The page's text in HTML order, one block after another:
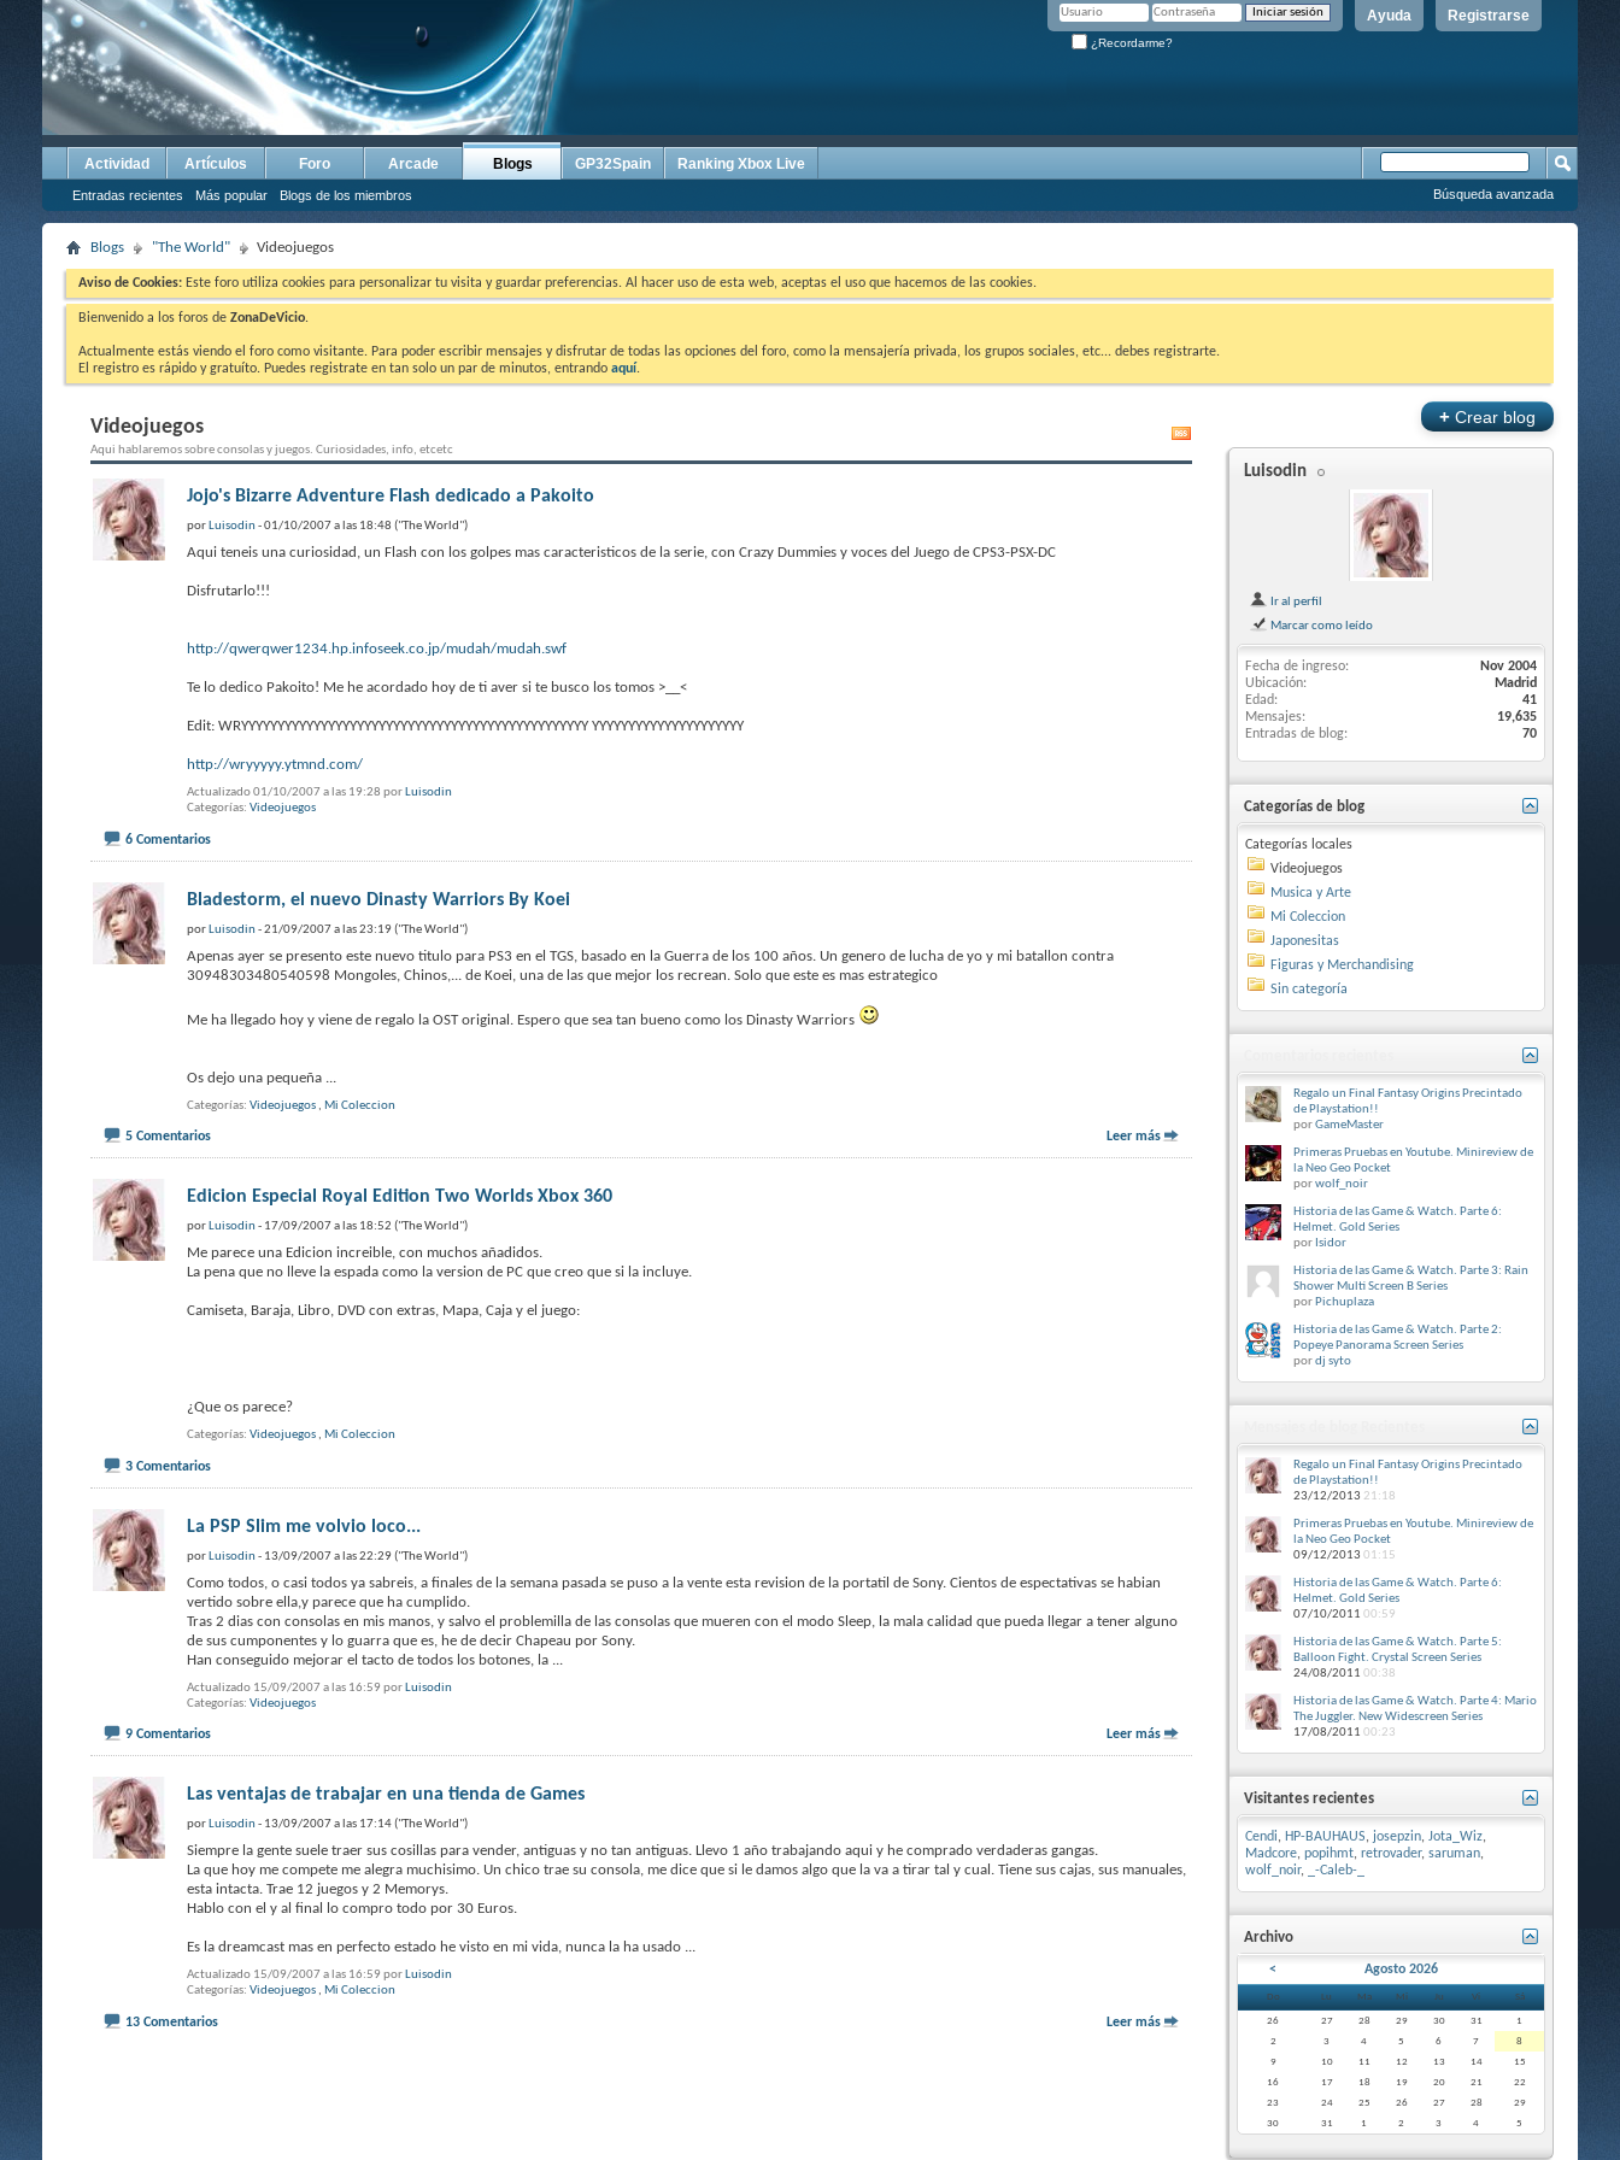
Registrarse
Ayuda
¿Recordarme?
Actividad Artículos Foro Arcade Blogs
Entradas recientes Más popular Blogs de los miembros
GP32Spain Ranking Xbox Live
Búsqueda avanzada
Blogs "The World" Videojuegos
Aviso de Cookies: Este foro utiliza cookies para personalizar tu visita y guardar preferencias. Al hacer uso de esta web, aceptas el uso que hacemos de las cookies.
Bienvenido a los foros de ZonaDeVicio.
Actualmente estás viendo el foro como visitante. Para poder escribir mensajes y disfrutar de todas las opciones del foro, como la mensajería privada, los grupos sociales, etc... debes registrarte.
El registro es rápido y gratuíto. Puedes registrate en tan solo un par de minutos, entrando aquí.
Videojuegos
Aqui hablaremos sobre consolas y juegos. Curiosidades, info, etcetc
Jojo's Bizarre Adventure Flash dedicado a Pakoito
por Luisodin- 01/10/2007 a las 18:48 ("The World")
Aqui teneis una curiosidad, un Flash con los golpes mas caracteristicos de la serie, con Crazy Dummies y voces del Juego de CPS3-PSX-DC
Disfrutarlo!!!
http://qwerqwer1234.hp.infoseek.co.jp/mudah/mudah.swf
Te lo dedico Pakoito! Me he acordado hoy de ti aver si te busco los tomos >__<
Edit: WRYYYYYYYYYYYYYYYYYYYYYYYYYYYYYYYYYYYYYYYYYYYYYYYY YYYYYYYYYYYYYYYYYYYYY
http://wryyyyy.ytmnd.com/
Actualizado 01/10/2007 a las 19:28 por Luisodin
Categorías Videojuegos
6 Comentarios
Bladestorm, el nuevo Dinasty Warriors By Koei
por Luisodin- 21/09/2007 a las 23:19 ("The World")
Apenas ayer se presento este nuevo titulo para PS3 en el TGS, basado en la Guerra de los 100 años. Un genero de lucha de yo y mi batallon contra
30948303480540598 Mongoles, Chinos,... de Koei, una de las que mejor los recrean. Solo que este es mas estrategico
Me ha llegado hoy y viene de regalo la OST original. Espero que sea tan bueno como los Dinasty Warriors
Os dejo una pequeña
Categorías Videojuegos , Mi Coleccion
5 Comentarios Leer más
Edicion Especial Royal Edition Two Worlds Xbox 360
por Luisodin- 17/09/2007 a las 18:52 ("The World")
Me parece una Edicion increible, con muchos añadidos.
La pena que no lleve la espada como la version de PC que creo que si la incluye.
Camiseta, Baraja, Libro, DVD con extras, Mapa, Caja y el juego:
¿Que os parece?
Categorías Videojuegos , Mi Coleccion
3 Comentarios
La PSP Slim me volvio loco...
por Luisodin- 13/09/2007 a las 22:29 ("The World")
Como todos, o casi todos ya sabreis, a finales de la semana pasada se puso a la vente esta revision de la portatil de Sony. Cientos de espectativas se habian
vertido sobre ella,y parece que ha cumplido.
Tras 2 dias con consolas en mis manos, y salvo el problemilla de las consolas que mueren con el modo Sleep, la mala calidad que pueda llegar a tener alguno
de sus cumponentes y lo guarra que es, he de decir Chapeau por Sony.
Han conseguido mejorar el tacto de todos los botones, la
Actualizado 15/09/2007 a las 16:59 por Luisodin
Categorías Videojuegos
9 Comentarios Leer más
Las ventajas de trabajar en una tienda de Games
por Luisodin- 13/09/2007 a las 17:14 ("The World")
Siempre la gente suele traer sus cosillas para vender, antiguas y no tan antiguas. Llevo 1 año trabajando aqui y he comprado verdaderas gangas.
La que hoy me compete me alegra muchisimo. Un chico trae su consola, me dice que si le damos algo que la va a tirar tal y cual. Tiene sus cajas, sus manuales,
esta intacta. Trae 12 juegos y 2 Memorys.
Hablo con el y al final lo compro todo por 30 Euros.
Es la dreamcast mas en perfecto estado he visto en mi vida, nunca la ha usado ...
Actualizado 15/09/2007 a las 16:59 por Luisodin
Categorías Videojuegos , Mi Coleccion
13 Comentarios Leer más
+Crear blog
Luisodin
Ir al perfil
Marcar como leído
Fecha de ingreso
Nov 2004
Ubicación
Madrid
Edad
41
Mensajes
19,635
Entradas de blog
70
Categorías de blog
Categorías locales
Videojuegos
Musica y Arte
Mi Coleccion
Japonesitas
Figuras y Merchandising
Sin categoría
Regalo un Final Fantasy Origins Precintado
de Playstation!!
porGameMaster
Primeras Pruebas en Youtube. Minireview de
la Neo Geo Pocket
porwolf_noir
Historia de las Game & Watch. Parte 6:
Helmet. Gold Series
por Isidor
Historia de las Game & Watch. Parte 3: Rain
Shower Multi Screen B Series
por Pichuplaza
Historia de las Game & Watch. Parte 2:
Popeye Panorama Screen Series
pordj syto
Regalo un Final Fantasy Origins Precintado
de Playstation!!
23/12/2013 21:18
Primeras Pruebas en Youtube. Minireview de
la Neo Geo Pocket
09/12/2013 01:15
Historia de las Game & Watch. Parte 6:
Helmet. Gold Series
07/10/2011 00:59
Historia de las Game & Watch. Parte 5:
Balloon Fight. Crystal Screen Series
24/08/2011 00:38
Historia de las Game & Watch. Parte 4: Mario
The Juggler. New Widescreen Series
17/08/2011 00:23
Visitantes recientes
Cendi, HP-BAUHAUS, josepzin, Jota_Wiz,
Madcore, popihmt, retrovader, saruman,
wolf_noir, _-Caleb-_
Archivo
< Agosto 2026
Do Lu Ma Mi Ju Vi Sá
26 27 28 29 30 31
1
2
3 4 5 6 7
8
9
10 11 12 13 14
15
16
17 18 19 20 21
22
23
24 25 26 27 28
29
30
31 1 2 3 4 5